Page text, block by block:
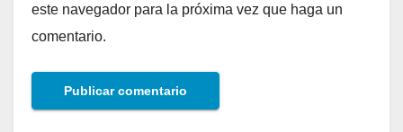
este navegador para la próxima vez que haga un
comentario.